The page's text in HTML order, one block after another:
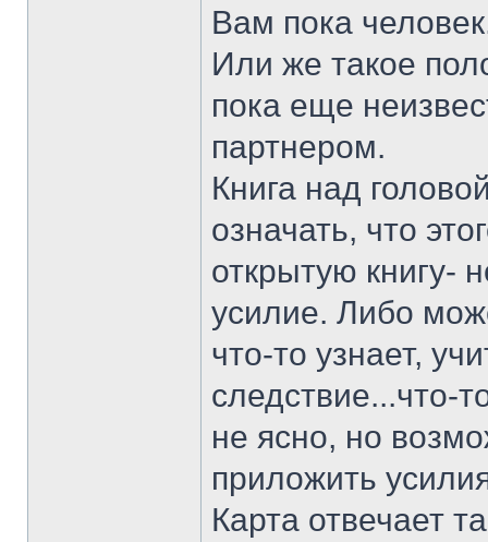
Вам пока
Или же такое
пока еще
партнером.
Книга над
означать, что
открытую книгу-
усилие. Либо
что-то узнает,
следствие...что-
не ясно, но
приложить
Карта отвечает